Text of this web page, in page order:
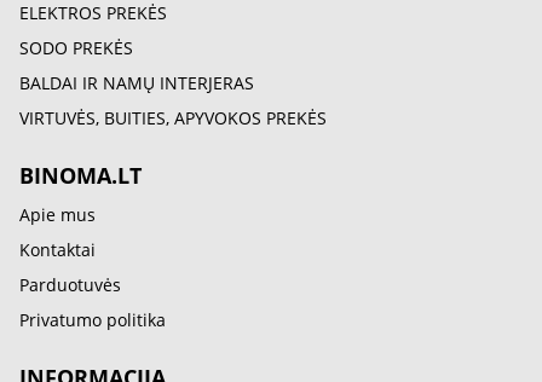
ELEKTROS PREKĖS
SODO PREKĖS
BALDAI IR NAMŲ INTERJERAS
VIRTUVĖS, BUITIES, APYVOKOS PREKĖS
BINOMA.LT
Apie mus
Kontaktai
Parduotuvės
Privatumo politika